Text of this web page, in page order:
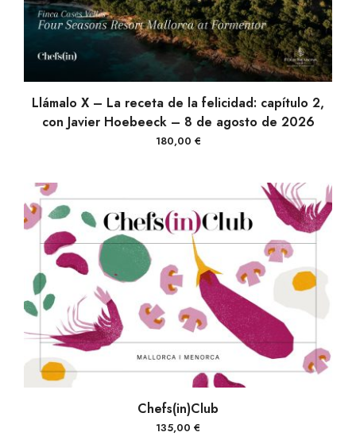
AÑADIR AL CARRITO
Llámalo X – La receta de la felicidad: capítulo 2,
con Javier Hoebeeck – 8 de agosto de 2026
180,00 €
SELECCIONAR OPCIONES
producto
Chefs(in)Club
135,00 €